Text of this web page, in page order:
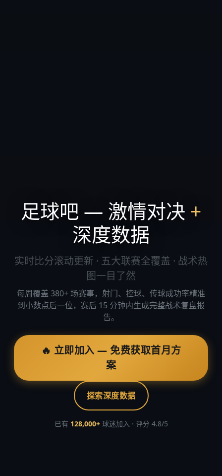
足球吧 — 激情对决 +
深度数据
实时比分滚动更新 · 五大联赛全覆盖 · 战术热
图一目了然
每周覆盖 380+ 场赛事，射门、控球、传球成功率精准
到小数点后一位，赛后 15 分钟内生成完整战术复盘报
告。
🔥 立即加入 — 免费获取首月方
案
探索深度数据
已有 128,000+球迷加入 · 评分 4.8/5